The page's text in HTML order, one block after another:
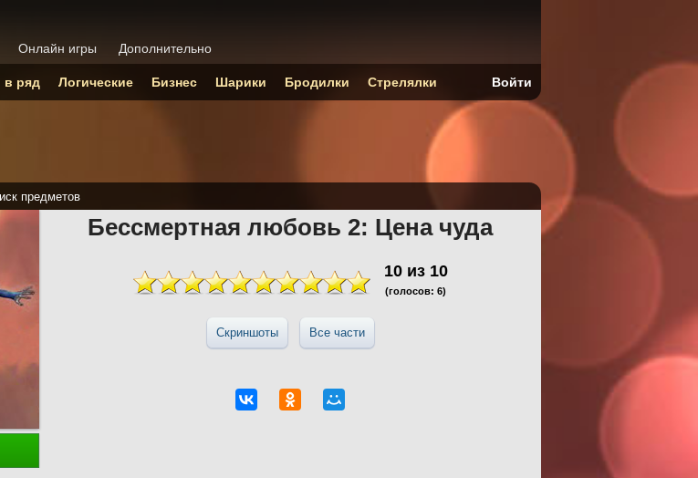
предметов
Бессмертная любовь 2: Цена чуда
10из 10
(голосов: 6)
Скриншоты Все части
Онлайн игры Дополнительно
в ряд Логические Бизнес Шарики Бродилки Стрелялки Войти